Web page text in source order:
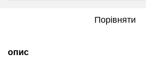
Порівняти
опис